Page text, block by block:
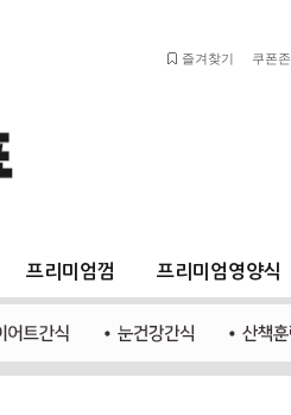
쿠폰존
즐겨찾기
프리미엄껌 프리미엄영양식